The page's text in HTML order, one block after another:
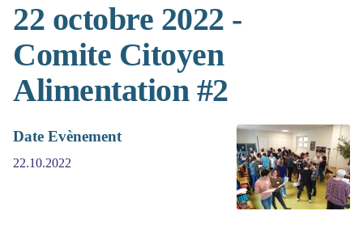
22 octobre 2022 -
Comite Citoyen
Alimentation #2
Date Evènement
22.10.2022